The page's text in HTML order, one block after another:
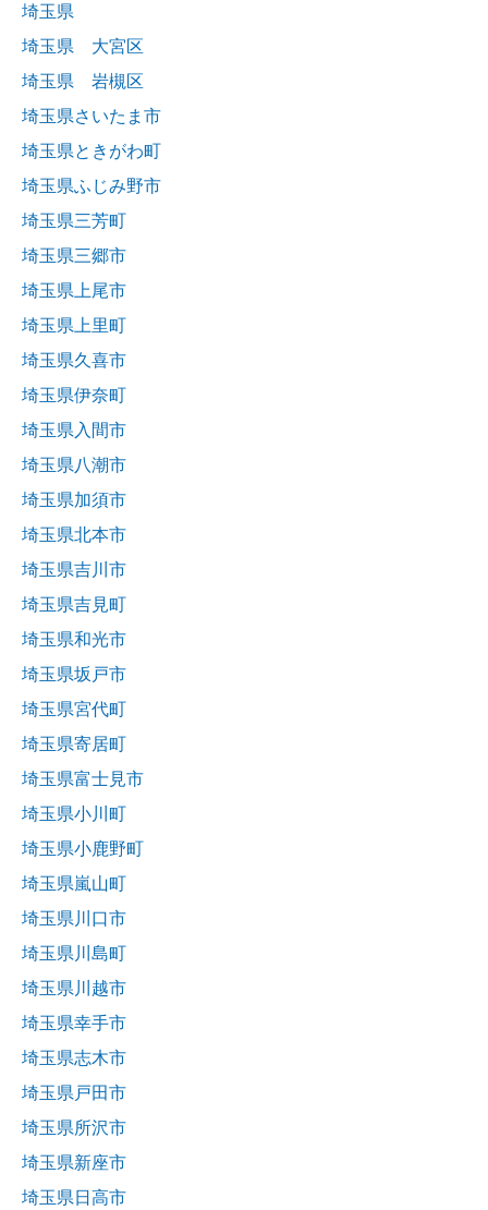
埼玉県
埼玉県 大宮区
埼玉県 岩槻区
埼玉県さいたま市
埼玉県ときがわ町
埼玉県ふじみ野市
埼玉県三芳町
埼玉県三郷市
埼玉県上尾市
埼玉県上里町
埼玉県久喜市
埼玉県伊奈町
埼玉県入間市
埼玉県八潮市
埼玉県加須市
埼玉県北本市
埼玉県吉川市
埼玉県吉見町
埼玉県和光市
埼玉県坂戸市
埼玉県宮代町
埼玉県寄居町
埼玉県富士見市
埼玉県小川町
埼玉県小鹿野町
埼玉県嵐山町
埼玉県川口市
埼玉県川島町
埼玉県川越市
埼玉県幸手市
埼玉県志木市
埼玉県戸田市
埼玉県所沢市
埼玉県新座市
埼玉県日高市